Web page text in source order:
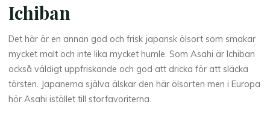
Ichiban
Det här är en annan god och frisk japansk ölsort som smakar
mycket malt och inte lika mycket humle. Som Asahi är Ichiban
också väldigt uppfriskande och god att dricka för att släcka
törsten. Japanerna själva älskar den här ölsorten men i Europa
hör Asahi istället till storfavoriterna.